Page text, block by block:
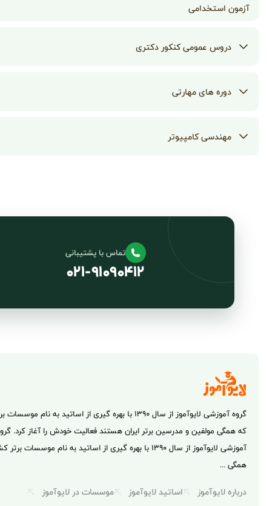
آزمون استخدامی
دروس عمومی کنکور دکتری
دوره های مهارتی
مهندسی کامپیوتر
تماس با پشتیبانی
۰۲۱-۹۱۰۹۰۴۱۲
گروه آموزشی لایوآموز از سال ۱۳۹۰ با بهره گیری از اساتید به نام
که همگی مولفین و مدرسین برتر ایران هستند فعالیت خودش را آغاز کرد.
آموزشی لایوآموز از سال ۱۳۹۰ با بهره گیری از اساتید به نام موسسات
همگی ...
درباره لایوآموز اساتید لایوآموز موسسات در لایوآموز